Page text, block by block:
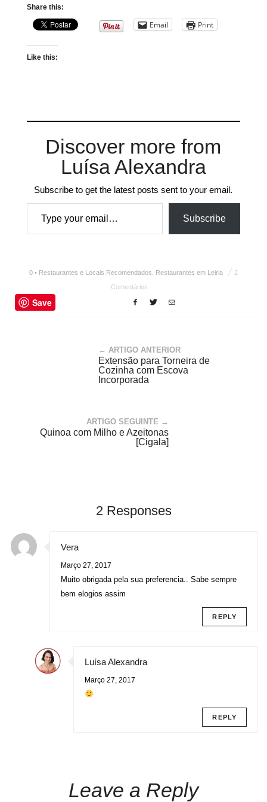
Share this:
Email Print
Like this:
Discover more from
Luísa Alexandra
Subscribe to get the latest posts sent to your email.
Type your email…
Subscribe
0 • Restaurantes e Locais Recomendados Restaurantes em Leiria
2
Comentários
Save
← ARTIGO ANTERIOR
Extensão para Torneira de
Cozinha com Escova
Incorporada
ARTIGO SEGUINTE →
Quinoa com Milho e Azeitonas
[Cigala]
2 Responses
Vera
Março 27, 2017
Muito obrigada pela sua preferencia.. Sabe sempre
bem elogios assim
REPLY
Luísa Alexandra
Março 27, 2017
REPLY
Leave a Reply